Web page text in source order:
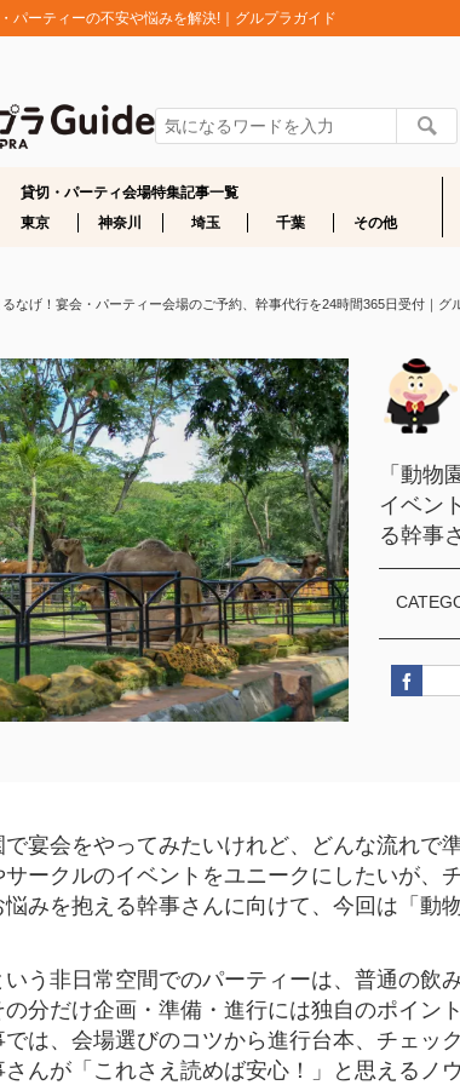
パーティーの不安や悩みを解決!｜グルプラガイド
貸切・パーティ会場特集記事一覧
東京
神奈川 埼玉 千葉 その他
なげ！宴会・パーティー会場のご予約、幹事代行を24時間365日受付｜グ
「動
イベン
る幹事
で宴会をやってみたいけれど、どんな流れで
サークルのイベントをユニークにしたいが、
悩みを抱える幹事さんに向けて、今回は「動
う非日常空間でのパーティーは、普通の飲
の分だけ企画・準備・進行には独自のポイン
では、会場選びのコツから進行台本、チェッ
さんが「これさえ読めば安心！」と思えるノ